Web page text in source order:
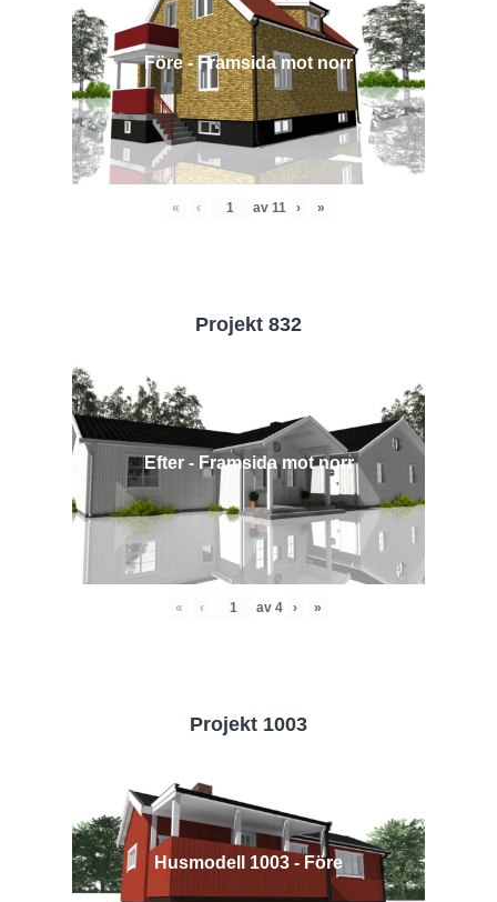
Före - Framsida mot norr
« ‹ av 11 › »
Projekt 832
Efter - Framsida mot norr
« ‹ av 4 › »
Projekt 1003
Husmodell 1003 - Före